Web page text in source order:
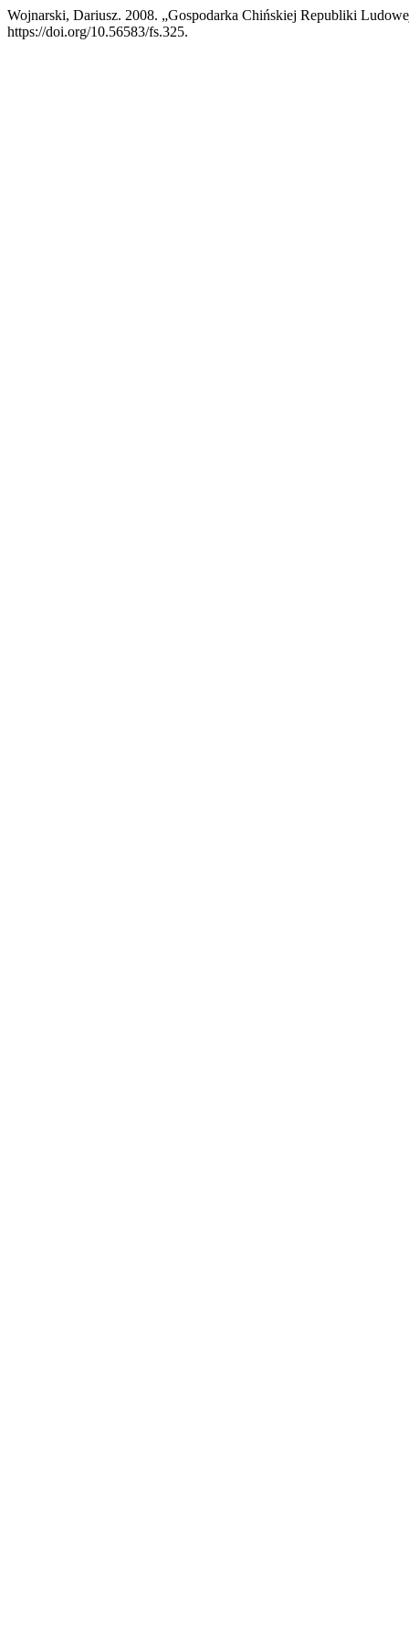
Wojnarski, Dariusz. 2008. „Gospodarka Chińskiej Republiki
https://doi.org/10.56583/fs.325.